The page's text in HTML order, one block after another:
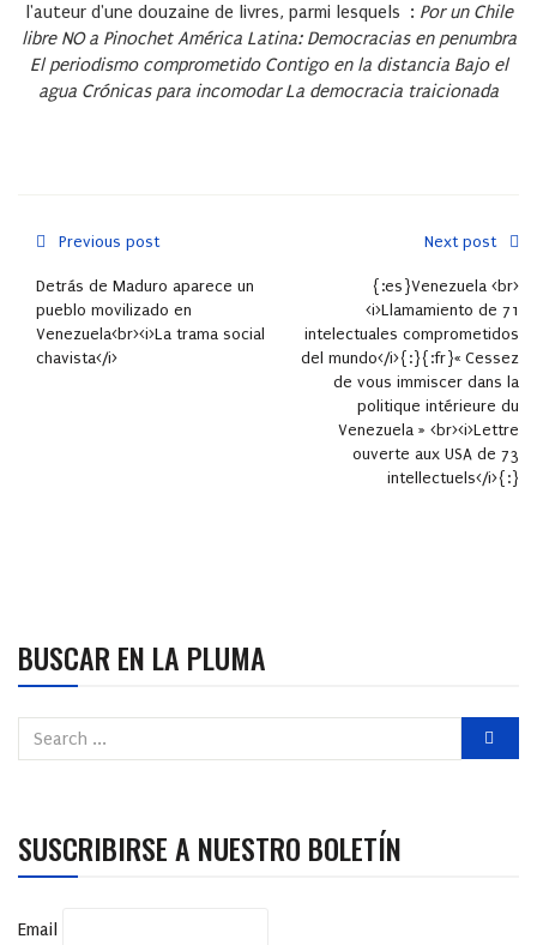
l'auteur d'une douzaine de livres, parmi lesquels : Por un Chile
libre NO a Pinochet América Latina: Democracias en penumbra
El periodismo comprometido Contigo en la distancia Bajo el
agua Crónicas para incomodar La democracia traicionada
Previous post
Detrás de Maduro aparece un
pueblo movilizado en
Venezuela<br><i>La trama social
chavista</i>
Next post
{:es}Venezuela <br>
<i>Llamamiento de 71
intelectuales comprometidos
del mundo</i>{:}{:fr}« Cessez
de vous immiscer dans la
politique intérieure du
Venezuela » <br><i>Lettre
ouverte aux USA de 73
intellectuels</i>{:}
BUSCAR EN LA PLUMA
SUSCRIBIRSE A NUESTRO BOLETÍN
Email